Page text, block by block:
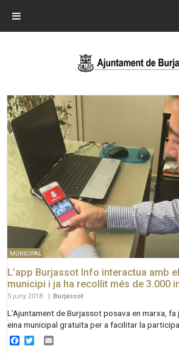
MUNICIPAL
L’app Burjassot Info interactua amb
municipi i ja ha recollit més de 3.000
5 juny 2018 Burjassot
L’Ajuntament de Burjassot posava en marxa,
eina municipal gratuïta per a facilitar la
Facebook
Twitter